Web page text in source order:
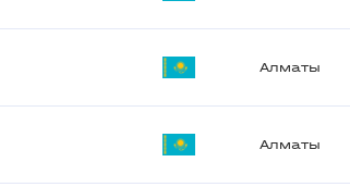
Алматы
Алматы